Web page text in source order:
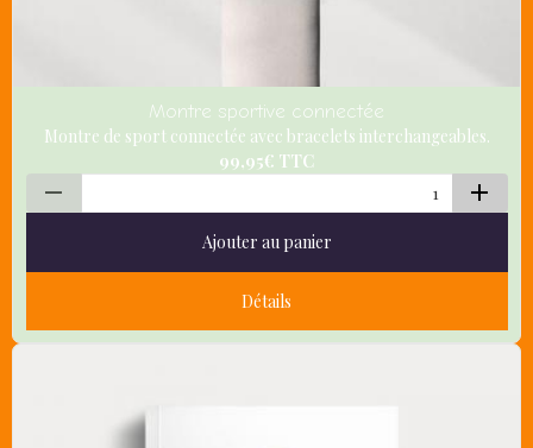
Montre sportive connectée
Montre de sport connectée avec bracelets interchangeables.
99,95€ TTC
Ajouter au panier
Détails